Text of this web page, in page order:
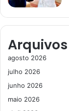
Arquivos
agosto 2026
julho 2026
junho 2026
maio 2026